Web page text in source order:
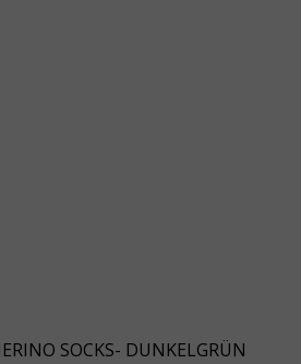
SOCKS- DUNKELGRÜN